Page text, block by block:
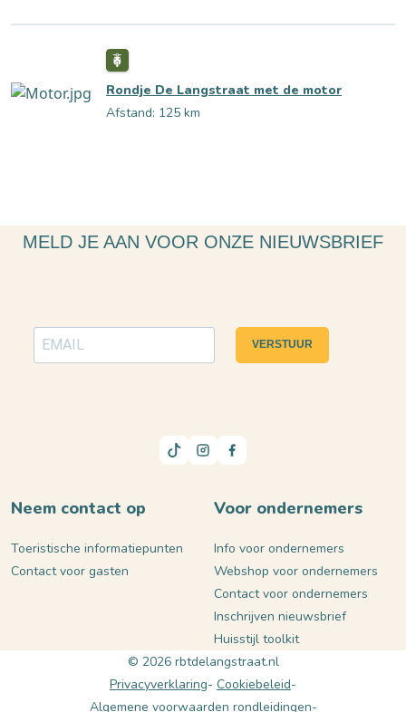
Rondje De Langstraat met de motor
Afstand: 125 km
MELD JE AAN VOOR ONZE NIEUWSBRIEF
VERSTUUR
Neem contact op
Toeristische informatiepunten
Contact voor gasten
Voor ondernemers
Info voor ondernemers
Webshop voor ondernemers
Contact voor ondernemers
Inschrijven nieuwsbrief
Huisstijl toolkit
© 2026 rbtdelangstraat.nl
Privacyverklaring Cookiebeleid
Algemene voorwaarden rondleidingen